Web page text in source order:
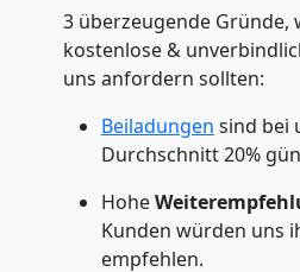
3 überzeugende Gründe,
kostenlose &
uns anfordern sollten:
Beiladungen sind bei
Durchschnitt 20%
Hohe
Kunden würden uns
empfehlen.